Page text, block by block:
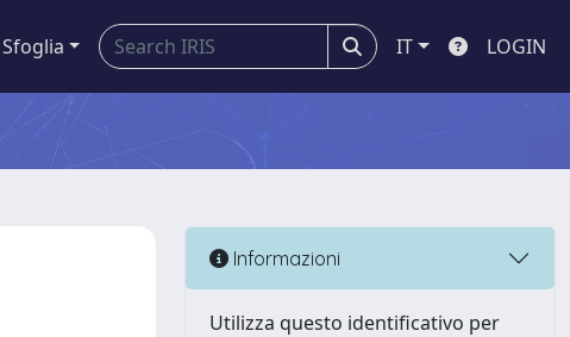
Sfoglia IT LOGIN
Informazioni
Utilizza questo identificativo per